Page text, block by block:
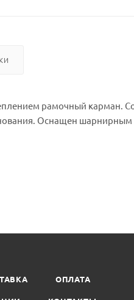
рамочный карман.
Оснащен
ОПЛАТА